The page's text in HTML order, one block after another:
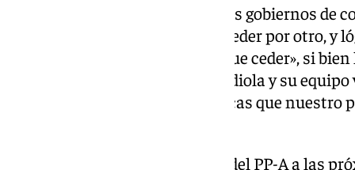
Moreno ha remarcado que en los gobiernos de
por un lado y otros tienen que ceder por otro, y
gobierno de coalición se tiene que ceder», si
«convencido de que María Guardiola y su
adelante con las políticas clásicas que nuestro
Dicho esto, el líder y candidato del PP-A a las